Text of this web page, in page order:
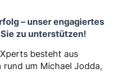
– unser engagiertes
zu unterstützen!
besteht aus
um Michael Jodda,